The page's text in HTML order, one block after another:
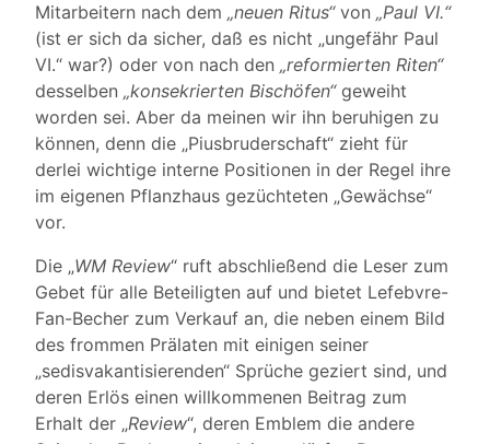
Mitarbeitern nach dem „neuen Ritus“von „Paul VI.“
(ist er sich da sicher, daß es nicht „ungefähr Paul
VI.“ war?) oder von nach den „reformierten Riten“
desselben „konsekrierten Bischöfen“geweiht
worden sei. Aber da meinen wir ihn beruhigen zu
können, denn die „Piusbruderschaft“ zieht für
derlei wichtige interne Positionen in der Regel ihre
im eigenen Pflanzhaus gezüchteten „Gewächse“
vor.
Die „WM Review“ ruft abschließend die Leser zum
Gebet für alle Beteiligten auf und bietet Lefebvre-
Fan-Becher zum Verkauf an, die neben einem Bild
des frommen Prälaten mit einigen seiner
„sedisvakantisierenden“ Sprüche geziert sind, und
deren Erlös einen willkommenen Beitrag zum
Erhalt der „Review“, deren Emblem die andere